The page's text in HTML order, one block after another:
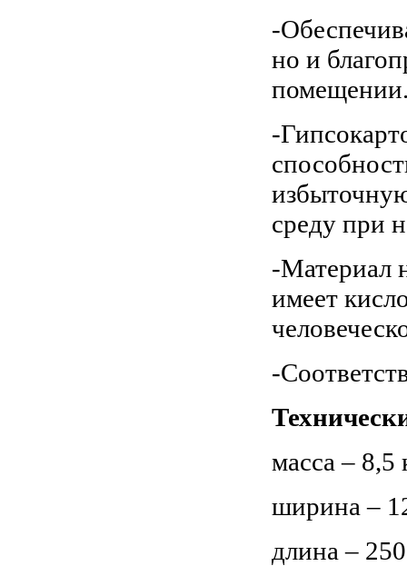
-
но и
-
среду при
-Материал
имеет
-
масса – 8,5
ширина –
длина –